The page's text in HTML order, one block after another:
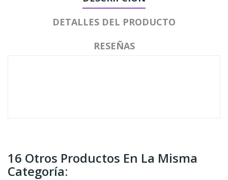
DETALLES DEL PRODUCTO
RESEÑAS
16 Otros Productos En La Misma
Categoría: